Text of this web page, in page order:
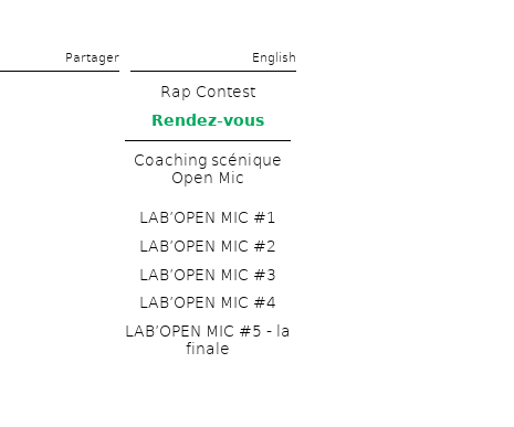
Partager English
Rap Contest
Rendez-vous
Coaching scénique
Open Mic
LAB’OPEN MIC #1
LAB’OPEN MIC #2
LAB’OPEN MIC #3
LAB’OPEN MIC #4
LAB’OPEN MIC #5 - la
finale